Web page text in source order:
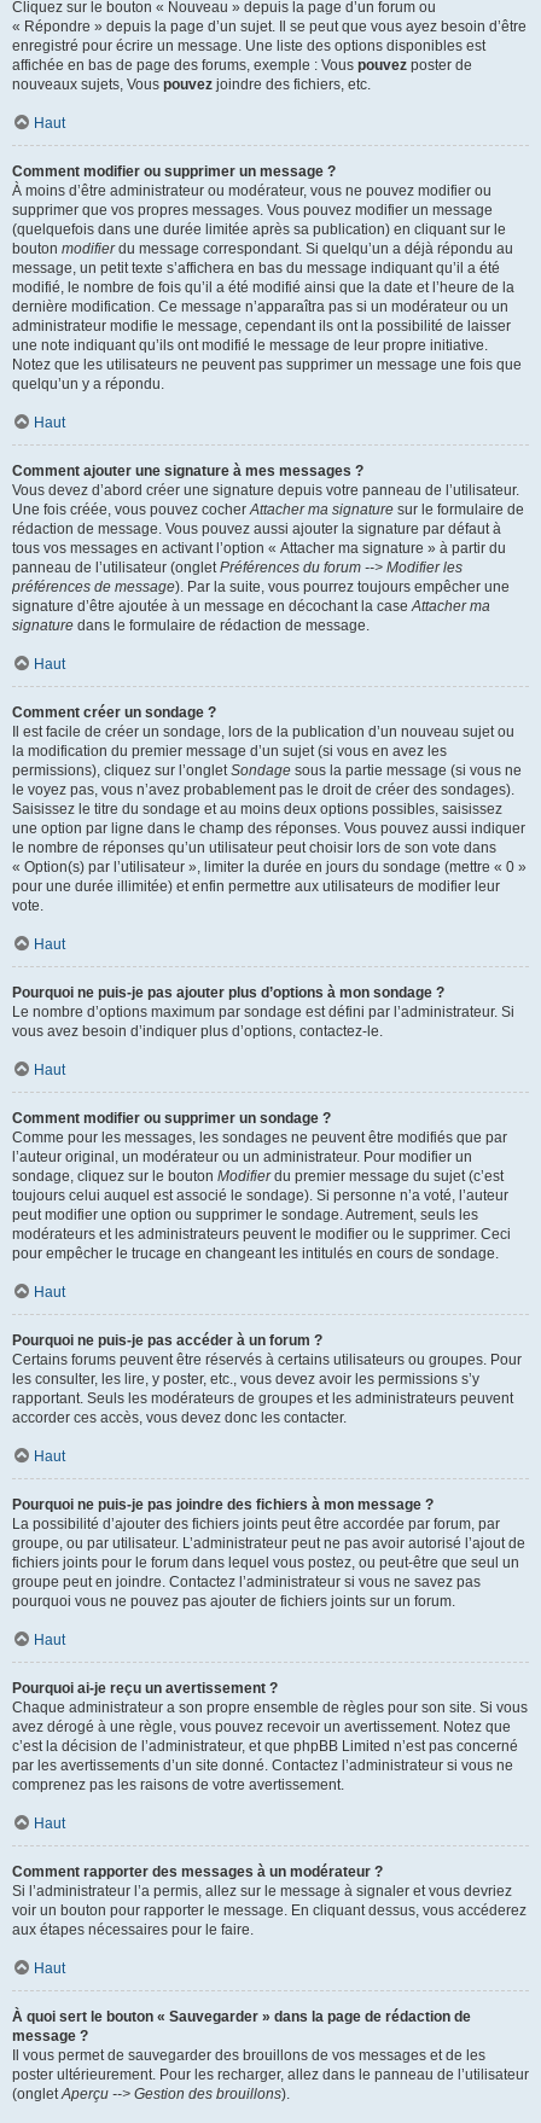
Cliquez sur le bouton « Nouveau » depuis la page d’un forum ou
« Répondre » depuis la page d’un sujet. Il se peut que vous ayez besoin d’être
enregistré pour écrire un message. Une liste des options disponibles est
affichée en bas de page des forums, exemple : Vous pouvez poster de
nouveaux sujets, Vous pouvez joindre des fichiers, etc.
Haut
Comment modifier ou supprimer un message ?
À moins d’être administrateur ou modérateur, vous ne pouvez modifier ou
supprimer que vos propres messages. Vous pouvez modifier un message
(quelquefois dans une durée limitée après sa publication) en cliquant sur le
bouton modifierdu message correspondant. Si quelqu’un a déjà répondu au
message, un petit texte s’affichera en bas du message indiquant qu’il a été
modifié, le nombre de fois qu’il a été modifié ainsi que la date et l’heure de la
dernière modification. Ce message n’apparaîtra pas si un modérateur ou un
administrateur modifie le message, cependant ils ont la possibilité de laisser
une note indiquant qu’ils ont modifié le message de leur propre initiative.
Notez que les utilisateurs ne peuvent pas supprimer un message une fois que
quelqu’un y a répondu.
Haut
Comment ajouter une signature à mes messages ?
Vous devez d’abord créer une signature depuis votre panneau de l’utilisateur.
Une fois créée, vous pouvez cocherAttacher ma signature sur le formulaire de
rédaction de message. Vous pouvez aussi ajouter la signature par défaut à
tous vos messages en activant l’option « Attacher ma signature » à partir du
panneau de l’utilisateur (ongletPréférences du forum --> Modifier les
préférences de message). Par la suite, vous pourrez toujours empêcher une
signature d’être ajoutée à un message en décochant la caseAttacher ma
signature dans le formulaire de rédaction de message.
Haut
Comment créer un sondage ?
Il est facile de créer un sondage, lors de la publication d’un nouveau sujet ou
la modification du premier message d’un sujet (si vous en avez les
permissions), cliquez sur l’ongletSondage sous la partie message (si vous ne
le voyez pas, vous n’avez probablement pas le droit de créer des sondages).
Saisissez le titre du sondage et au moins deux options possibles, saisissez
une option par ligne dans le champ des réponses. Vous pouvez aussi indiquer
le nombre de réponses qu’un utilisateur peut choisir lors de son vote dans
« Option(s) par l’utilisateur », limiter la durée en jours du sondage (mettre « 0 »
pour une durée illimitée) et enfin permettre aux utilisateurs de modifier leur
vote.
Haut
Pourquoi ne puis-je pas ajouter plus d’options à mon sondage ?
Le nombre d’options maximum par sondage est défini par l’administrateur. Si
vous avez besoin d’indiquer plus d’options, contactez-le.
Haut
Comment modifier ou supprimer un sondage ?
Comme pour les messages, les sondages ne peuvent être modifiés que par
l’auteur original, un modérateur ou un administrateur. Pour modifier un
sondage, cliquez sur le bouton Modifierdu premier message du sujet (c’est
toujours celui auquel est associé le sondage). Si personne n’a voté, l’auteur
peut modifier une option ou supprimer le sondage. Autrement, seuls les
modérateurs et les administrateurs peuvent le modifier ou le supprimer. Ceci
pour empêcher le trucage en changeant les intitulés en cours de sondage.
Haut
Pourquoi ne puis-je pas accéder à un forum ?
Certains forums peuvent être réservés à certains utilisateurs ou groupes. Pour
les consulter, les lire, y poster, etc., vous devez avoir les permissions s’y
rapportant. Seuls les modérateurs de groupes et les administrateurs peuvent
accorder ces accès, vous devez donc les contacter.
Haut
Pourquoi ne puis-je pas joindre des fichiers à mon message ?
La possibilité d’ajouter des fichiers joints peut être accordée par forum, par
groupe, ou par utilisateur. L’administrateur peut ne pas avoir autorisé l’ajout de
fichiers joints pour le forum dans lequel vous postez, ou peut-être que seul un
groupe peut en joindre. Contactez l’administrateur si vous ne savez pas
pourquoi vous ne pouvez pas ajouter de fichiers joints sur un forum.
Haut
Pourquoi ai-je reçu un avertissement ?
Chaque administrateur a son propre ensemble de règles pour son site. Si vous
avez dérogé à une règle, vous pouvez recevoir un avertissement. Notez que
c’est la décision de l’administrateur, et que phpBB Limited n’est pas concerné
par les avertissements d’un site donné. Contactez l’administrateur si vous ne
comprenez pas les raisons de votre avertissement.
Haut
Comment rapporter des messages à un modérateur ?
Si l’administrateur l’a permis, allez sur le message à signaler et vous devriez
voir un bouton pour rapporter le message. En cliquant dessus, vous accéderez
aux étapes nécessaires pour le faire.
Haut
À quoi sert le bouton « Sauvegarder » dans la page de rédaction de
message ?
Il vous permet de sauvegarder des brouillons de vos messages et de les
poster ultérieurement. Pour les recharger, allez dans le panneau de l’utilisateur
(ongletAperçu --> Gestion des brouillons).